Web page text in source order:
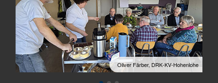
Oliver Färber, DRK-KV-Hohenlohe